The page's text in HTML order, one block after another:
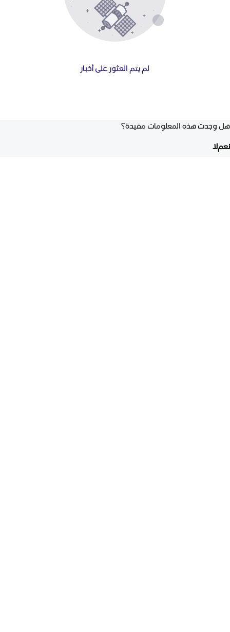
لم يتم العثور على أخبار
هل وجدت هذه المعلومات مفيدة؟
نعملا